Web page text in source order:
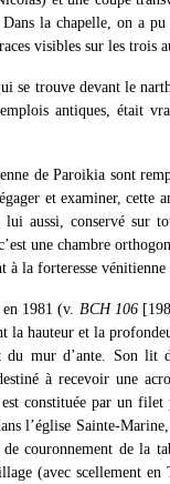
la chapelle, on a
visibles sur les trois
se trouve devant le
antiques, était
de Paroikia sont
et examiner, cette
aussi, conservé sur
une chambre
à la forteresse
1981 (v. BCH 106
la hauteur et la
du mur d’ante. Son lit
à recevoir une
constituée par un
l’église Sainte-
couronnement de la
(avec scellement